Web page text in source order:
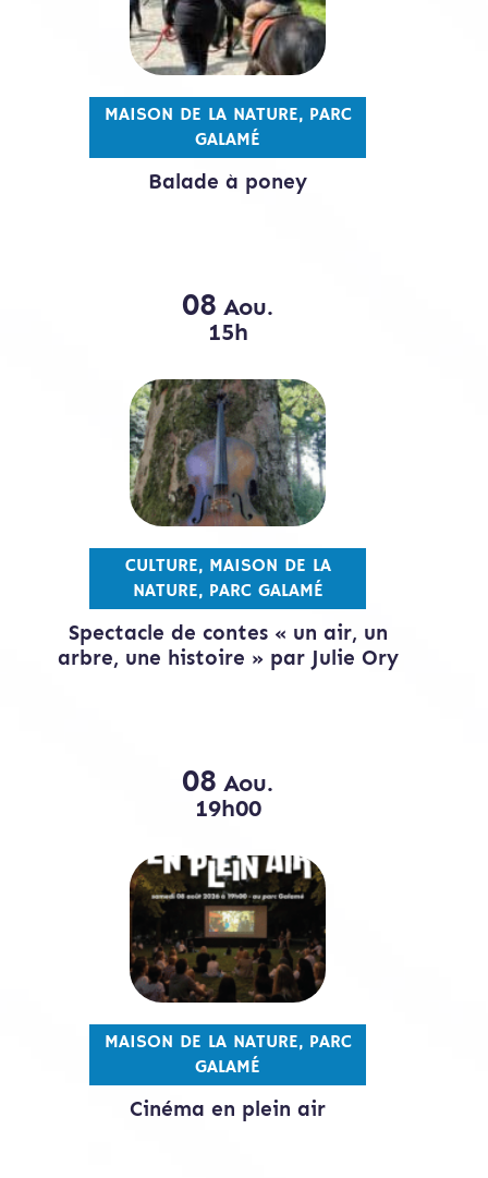
MAISON DE LA NATURE, PARC
GALAMÉ
Balade à poney
08 Aou.
15h
CULTURE, MAISON DE LA
NATURE, PARC GALAMÉ
Spectacle de contes « un air, un
arbre, une histoire » par Julie Ory
08 Aou.
19h00
MAISON DE LA NATURE, PARC
GALAMÉ
Cinéma en plein air